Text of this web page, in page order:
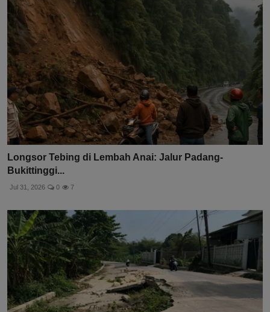
Longsor Tebing di Lembah Anai: Jalur Padang-
Bukittinggi...
Jul 31, 2026 0 7